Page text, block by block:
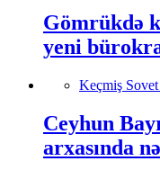
Gömrükdə
yeni
Keçmiş Sovet
Ceyhun
arxasında